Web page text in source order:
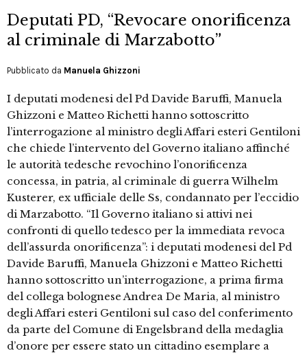
Deputati PD, “Revocare onorificenza
al criminale di Marzabotto”
Pubblicato da Manuela Ghizzoni
I deputati modenesi del Pd Davide Baruffi, Manuela
Ghizzoni e Matteo Richetti hanno sottoscritto
l’interrogazione al ministro degli Affari esteri Gentiloni
che chiede l’intervento del Governo italiano affinché
le autorità tedesche revochino l’onorificenza
concessa, in patria, al criminale di guerra Wilhelm
Kusterer, ex ufficiale delle Ss, condannato per l’eccidio
di Marzabotto. “Il Governo italiano si attivi nei
confronti di quello tedesco per la immediata revoca
dell’assurda onorificenza”: i deputati modenesi del Pd
Davide Baruffi, Manuela Ghizzoni e Matteo Richetti
hanno sottoscritto un’interrogazione, a prima firma
del collega bolognese Andrea De Maria, al ministro
degli Affari esteri Gentiloni sul caso del conferimento
da parte del Comune di Engelsbrand della medaglia
d’onore per essere stato un cittadino esemplare a